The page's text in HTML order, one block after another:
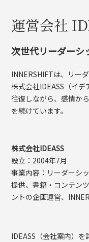
運営会社
次世代リーダーシ
INNERSHIFTは、リー
株式会社IDEASS（イ
往復しながら、感情か
を続けています。
株式会社IDEASS
設立：2004年7月
事業内容：リーダーシ
提供、書籍・コンテン
ントの企画運営、
IDEASS（会社案内）